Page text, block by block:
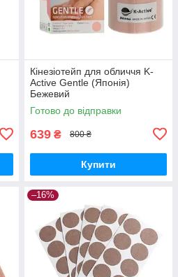
Кінезіотейп для обличчя K-
Active Gentle (Японія)
Бежевий
Готово до відправки
639 ₴ 800 ₴
Купити
–16%